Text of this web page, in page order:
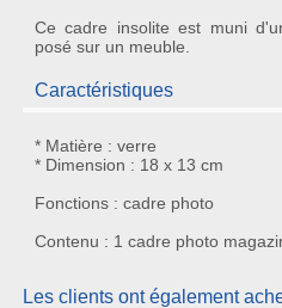
Cecadre insolite est muni
posé sur un meuble.
Caractéristiques
* Matière : verre
* Dimension : 18 x 13 cm
Fonctions : cadre photo
Contenu : 1 cadre photo
Les clients ont également